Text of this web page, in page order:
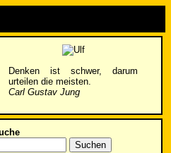
Denken ist schwer, darum
urteilen die meisten.
Carl Gustav Jung